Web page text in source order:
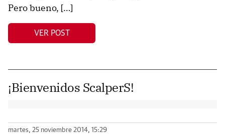
Pero bueno, […]
VER POST
¡Bienvenidos ScalperS!
martes, 25 noviembre 2014, 15:29